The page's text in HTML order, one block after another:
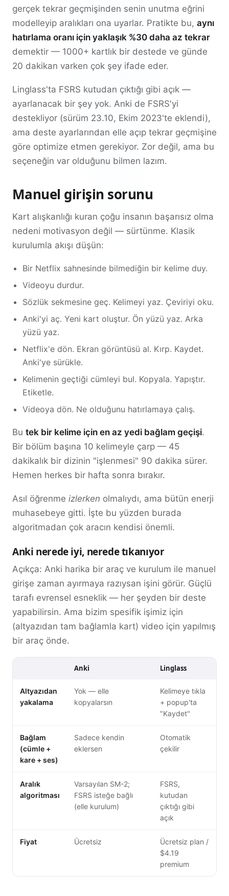
gerçek tekrar geçmişinden senin unutma eğrini
modelleyip aralıkları ona uyarlar. Pratikte bu, aynı
hatırlama oranı için yaklaşık %30 daha az tekrar
demektir — 1000+ kartlık bir destede ve günde
20 dakikan varken çok şey ifade eder.
Linglass'ta FSRS kutudan çıktığı gibi açık —
ayarlanacak bir şey yok. Anki de FSRS'yi
destekliyor (sürüm 23.10, Ekim 2023'te eklendi),
ama deste ayarlarından elle açıp tekrar geçmişine
göre optimize etmen gerekiyor. Zor değil, ama bu
seçeneğin var olduğunu bilmen lazım.
Manuel girişin sorunu
Kart alışkanlığı kuran çoğu insanın başarısız olma
nedeni motivasyon değil — sürtünme. Klasik
kurulumla akışı düşün:
Bir Netflix sahnesinde bilmediğin bir kelime duy.
Videoyu durdur.
Sözlük sekmesine geç. Kelimeyi yaz. Çeviriyi oku.
Anki'yi aç. Yeni kart oluştur. Ön yüzü yaz. Arka
yüzü yaz.
Netflix'e dön. Ekran görüntüsü al. Kırp. Kaydet.
Anki'ye sürükle.
Kelimenin geçtiği cümleyi bul. Kopyala. Yapıştır.
Etiketle.
Videoya dön. Ne olduğunu hatırlamaya çalış.
Bu tek bir kelime için en az yedi bağlam geçişi.
Bir bölüm başına 10 kelimeyle çarp — 45
dakikalık bir dizinin "işlenmesi" 90 dakika sürer.
Hemen herkes bir hafta sonra bırakır.
Asıl öğrenme izlerken olmalıydı, ama bütün enerji
muhasebeye gitti. İşte bu yüzden burada
algoritmadan çok aracın kendisi önemli.
Anki nerede iyi, nerede tıkanıyor
Açıkça: Anki harika bir araç ve kurulum ile manuel
girişe zaman ayırmaya razıysan işini görür. Güçlü
tarafı evrensel esneklik — her şeyden bir deste
yapabilirsin. Ama bizim spesifik işimiz için
(altyazıdan tam bağlamla kart) video için yapılmış
bir araç önde.
Anki Linglass
Altyazıdan
yakalama
Yok — elle
kopyalarsın
Kelimeye tıkla
+ popup'ta
"Kaydet"
Bağlam
(cümle +
kare + ses)
Sadece kendin
eklersen
Otomatik
çekilir
Aralık
algoritması
Varsayılan SM-2;
FSRS isteğe bağlı
(elle kurulum)
FSRS,
kutudan
çıktığı gibi
açık
Fiyat Ücretsiz
Ücretsiz plan /
$4.19
premium